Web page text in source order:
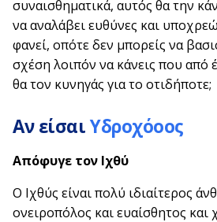
συναισθηματικά, αυτός θα την
να αναλάβει ευθύνες και
φανεί, οπότε δεν μπορείς να
σχέση λοιπόν να κάνεις που από
θα τον κυνηγάς για το οτιδήποτε;
Αν είσαιΥδροχόοος
Απόφυγε τον Ιχθύ
Ο Ιχθύς είναι πολύ ιδιαίτερος
ονειροπόλος και ευαίσθητος και